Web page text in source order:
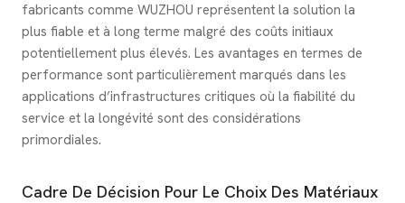
fabricants comme WUZHOU représentent la solution la
plus fiable et à long terme malgré des coûts initiaux
potentiellement plus élevés. Les avantages en termes de
performance sont particulièrement marqués dans les
applications d’infrastructures critiques où la fiabilité du
service et la longévité sont des considérations
primordiales.
Cadre De Décision Pour Le Choix Des Matériaux